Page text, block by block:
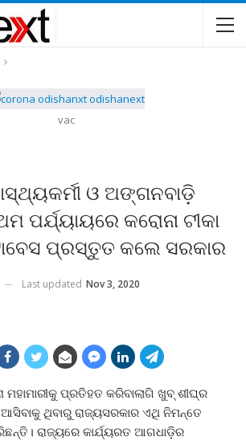
vac
ଓ ଅଙ୍ଗନବାଡ଼ି
ପର୍ଯ୍ୟାୟରେ କରୋନା ଟୀକା
ପ୍ରସ୍ତୁତ କଲେ ସରକାର
Last updated Nov 3, 2020
ପ୍ରତିହତ କରିବାଲାଗି ଖୁବ୍‍ ଶୀଘ୍ର
ଆସିବାକୁ ଥିବାରୁ ରାଜ୍ୟସରକାର ଏଥି ନିମନ୍ତେ
ରାଜ୍ୟରେ କାର୍ଯ୍ୟରତ ଆଗଧାଡ଼ିର